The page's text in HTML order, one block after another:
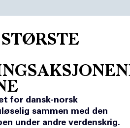
for dansk-norsk
sammen med den
under andre verdenskrig.